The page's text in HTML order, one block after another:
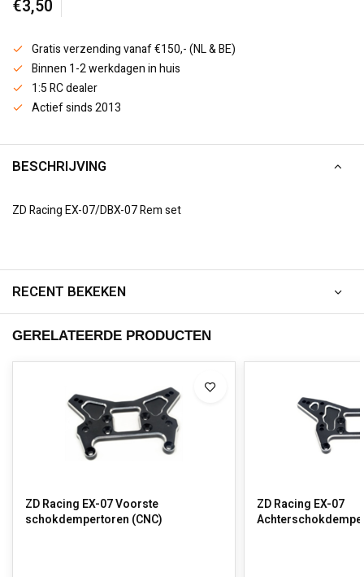
€3,50
Gratis verzending vanaf €150,- (NL & BE)
Binnen 1-2 werkdagen in huis
1:5 RC dealer
Actief sinds 2013
BESCHRIJVING
ZD Racing EX-07/DBX-07 Rem set
RECENT BEKEKEN
GERELATEERDE PRODUCTEN
ZD Racing EX-07 Voorste
schokdempertoren (CNC)
ZD Racing EX-07